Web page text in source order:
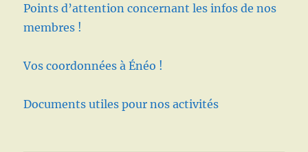
Points d’attention concernant les infos de nos
membres !
Vos coordonnées à Énéo !
Documents utiles pour nos activités